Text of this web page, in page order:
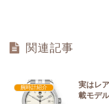
関連記事
腕時計紹介
実はレ
載モデ